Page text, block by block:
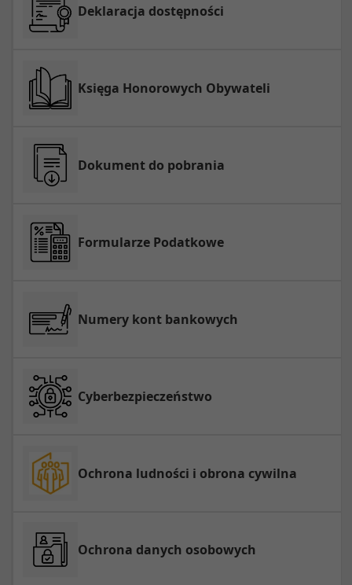
Deklaracja dostępności
Księga Honorowych Obywateli
Dokument do pobrania
Formularze Podatkowe
Numery kont bankowych
Cyberbezpieczeństwo
Ochrona ludności i obrona cywilna
Ochrona danych osobowych